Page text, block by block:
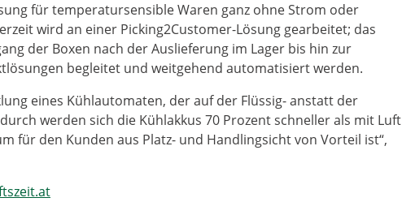
für temperatursensible Waren ganz ohne Strom oder
wird an einer Picking2Customer-Lösung gearbeitet; das
der Boxen nach der Auslieferung im Lager bis hin zur
begleitet und weitgehend automatisiert werden.
eines Kühlautomaten, der auf der Flüssig- anstatt der
werden sich die Kühlakkus 70 Prozent schneller als mit Luft
für den Kunden aus Platz- und Handlingsicht von Vorteil ist“,